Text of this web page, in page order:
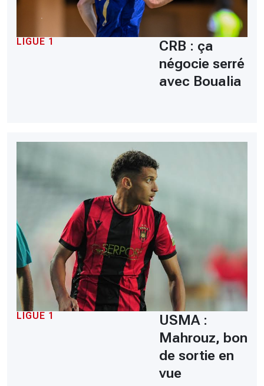
LIGUE 1
CRB : ça
négocie serré
avec Boualia
LIGUE 1
USMA :
Mahrouz, bon
de sortie en
vue